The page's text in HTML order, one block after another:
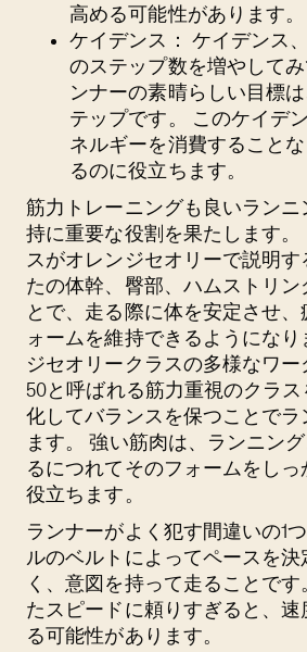
高める可能性があります。
ケイデンス： ケイデンス
のステップ数を増やして
ンナーの素晴らしい目標は
テップです。 このケイデ
ネルギーを消費すること
るのに役立ちます。
筋力トレーニングも良いラン
持に重要な役割を果たします。
スがオレンジセオリーで説明
たの体幹、臀部、ハムストリン
とで、走る際に体を安定させ
ォームを維持できるようにな
ジセオリークラスの多様なワー
50と呼ばれる筋力重視のクラ
化してバランスを保つことでラ
ます。 強い筋肉は、ランニン
るにつれてそのフォームをし
役立ちます。
ランナーがよく犯す間違いの1
ルのベルトによってペースを
く、意図を持って走ることで
たスピードに頼りすぎると、
る可能性があります。